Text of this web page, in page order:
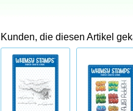
Kunden, die diesen Artikel